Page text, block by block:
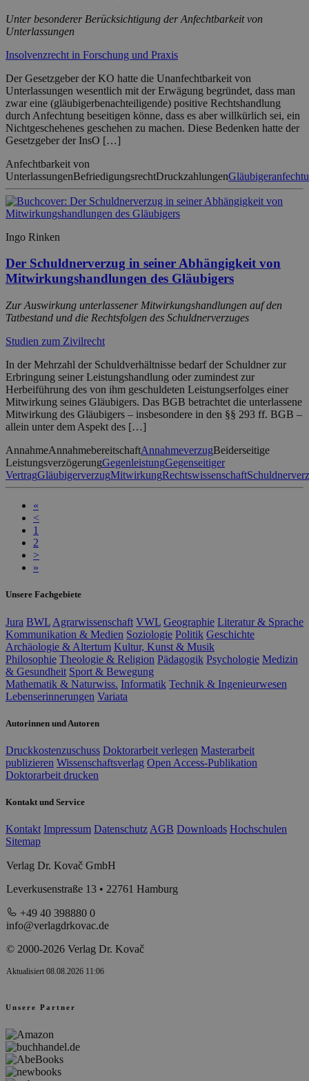
Unter besonderer Berücksichtigung der Anfechtbarkeit von
Unterlassungen
Insolvenzrecht in Forschung und Praxis
Der Gesetzgeber der KO hatte die Unanfechtbarkeit von
Unterlassungen wesentlich mit der Erwägung begründet, dass man
zwar eine (gläubigerbenachteiligende) positive Rechtshandlung
durch Anfechtung beseitigen könne, dass es aber willkürlich sei, ein
Nichtgeschehenes geschehen zu machen. Diese Bedenken hatte der
Gesetzgeber der InsO […]
Anfechtbarkeit von
UnterlassungenBefriedigungsrechtDruckzahlungen
Ingo Rinken
Der Schuldnerverzug in seiner Abhängigkeit von
Mitwirkungshandlungen des Gläubigers
Zur Auswirkung unterlassener Mitwirkungshandlungen auf den
Tatbestand und die Rechtsfolgen des Schuldnerverzuges
Studien zum Zivilrecht
In der Mehrzahl der Schuldverhältnisse bedarf der Schuldner zur
Erbringung seiner Leistungshandlung oder zumindest zur
Herbeiführung des von ihm geschuldeten Leistungserfolges einer
Mitwirkung seines Gläubigers. Das BGB betrachtet die unterlassene
Mitwirkung des Gläubigers – insbesondere in den §§ 293 ff. BGB –
allein unter dem Aspekt des […]
AnnahmeAnnahmebereitschaftAnnahmeverzugBeiderseitige
LeistungsverzögerungGegenleistungGegenseitiger
VertragGläubigerverzugMitwirkungRechtswissenschaft
«
<
1
2
>
»
Unsere Fachgebiete
Jura BWL Agrarwissenschaft VWL Geographie Literatur & Sprache
Kommunikation & Medien Soziologie Politik Geschichte
Archäologie & Altertum Kultur, Kunst & Musik
Philosophie Theologie & Religion Pädagogik Psychologie Medizin
& Gesundheit Sport & Bewegung
Mathematik & Naturwiss. Informatik Technik & Ingenieurwesen
Lebenserinnerungen Variata
Autorinnen und Autoren
Druckkostenzuschuss Doktorarbeit verlegen Masterarbeit
publizieren Wissenschaftsverlag Open Access-Publikation
Doktorarbeit drucken
Kontakt und Service
Kontakt Impressum Datenschutz AGB Downloads Hochschulen
Sitemap
Verlag Dr. Kovač GmbH
Leverkusenstraße 13 • 22761 Hamburg
+49 40 398880 0
info@verlagdrkovac.de
© 2000-2026 Verlag Dr. Kovač
Aktualisiert 08.08.2026 11:06
Unsere Partner